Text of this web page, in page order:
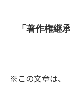
「著作権継
※この文章は、